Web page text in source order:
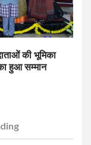
की भूमिका
हुआ सम्मान